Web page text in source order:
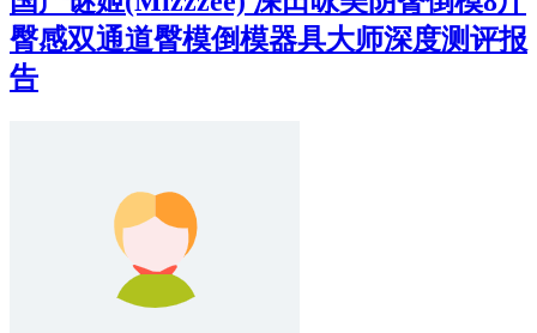
臀感双通道臀模倒模器具大师深度测评报
告